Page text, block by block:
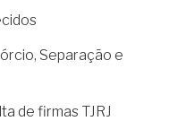
Separação e
de firmas TJRJ